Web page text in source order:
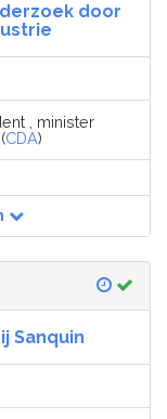
door
, minister
CDA)
Sanquin